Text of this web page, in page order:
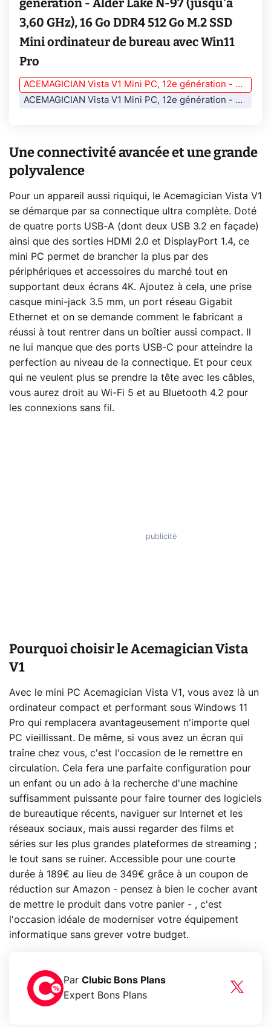
génération - Alder Lake N-97 (jusqu'à
3,60 GHz), 16 Go DDR4 512 Go M.2 SSD
Mini ordinateur de bureau avec Win11
Pro
ACEMAGICIAN Vista V1 Mini PC, 12e génération - Alder Lake N-97 (jusqu'à 3,60 GHz), 16 Go DDR4 512 Go M.2 SSD Mini ordinateur de bureau avec Win11 Pro
ACEMAGICIAN Vista V1 Mini PC, 12e génération - Alder Lake N-97 (jusqu'à 3,60 GHz), 16 Go DDR4 512 Go M.2 SSD Mini ordinateur de bureau avec Win11 Pro
Une connectivité avancée et une grande
polyvalence
Pour un appareil aussi riquiqui, le Acemagician Vista V1
se démarque par sa connectique ultra complète. Doté
de quatre ports USB-A (dont deux USB 3.2 en façade)
ainsi que des sorties HDMI 2.0 et DisplayPort 1.4, ce
mini PC permet de brancher la plus par des
périphériques et accessoires du marché tout en
supportant deux écrans 4K. Ajoutez à cela, une prise
casque mini-jack 3.5 mm, un port réseau Gigabit
Ethernet et on se demande comment le fabricant a
réussi à tout rentrer dans un boîtier aussi compact. Il
ne lui manque que des ports USB-C pour atteindre la
perfection au niveau de la connectique. Et pour ceux
qui ne veulent plus se prendre la tête avec les câbles,
vous aurez droit au Wi-Fi 5 et au Bluetooth 4.2 pour
les connexions sans fil.
Pourquoi choisir le Acemagician Vista
V1
Avec le mini PC Acemagician Vista V1, vous avez là un
ordinateur compact et performant sous Windows 11
Pro qui remplacera avantageusement n'importe quel
PC vieillissant. De même, si vous avez un écran qui
traîne chez vous, c'est l'occasion de le remettre en
circulation. Cela fera une parfaite configuration pour
un enfant ou un ado à la recherche d'une machine
suffisamment puissante pour faire tourner des logiciels
de bureautique récents, naviguer sur Internet et les
réseaux sociaux, mais aussi regarder des films et
séries sur les plus grandes plateformes de streaming ;
le tout sans se ruiner. Accessible pour une courte
durée à 189€ au lieu de 349€ grâce à un coupon de
réduction sur Amazon - pensez à bien le cocher avant
de mettre le produit dans votre panier - , c'est
l'occasion idéale de moderniser votre équipement
informatique sans grever votre budget.
Par Clubic Bons Plans
Expert Bons Plans